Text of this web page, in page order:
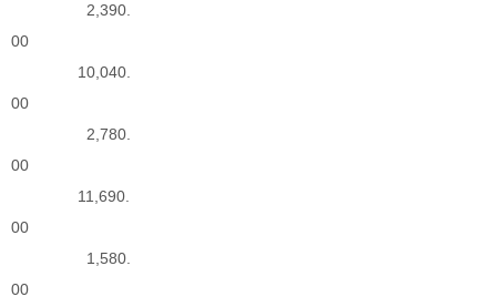
2,390.
00
10,040.
00
2,780.
00
11,690.
00
1,580.
00